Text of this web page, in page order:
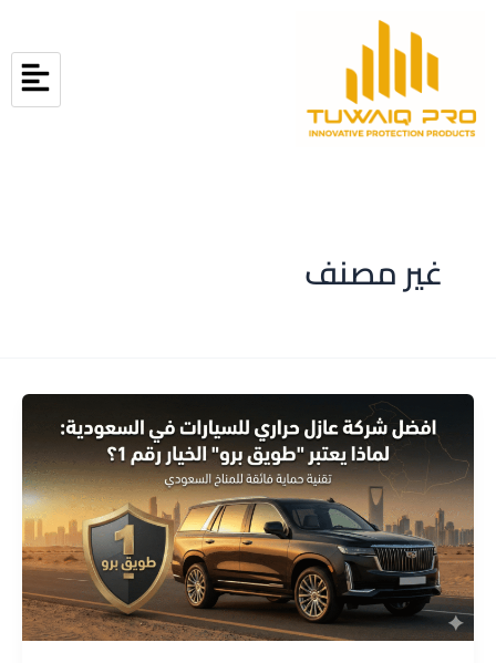
المحتوى
غير مصنف